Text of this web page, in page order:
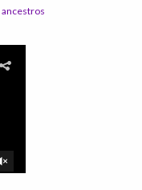
ancestros